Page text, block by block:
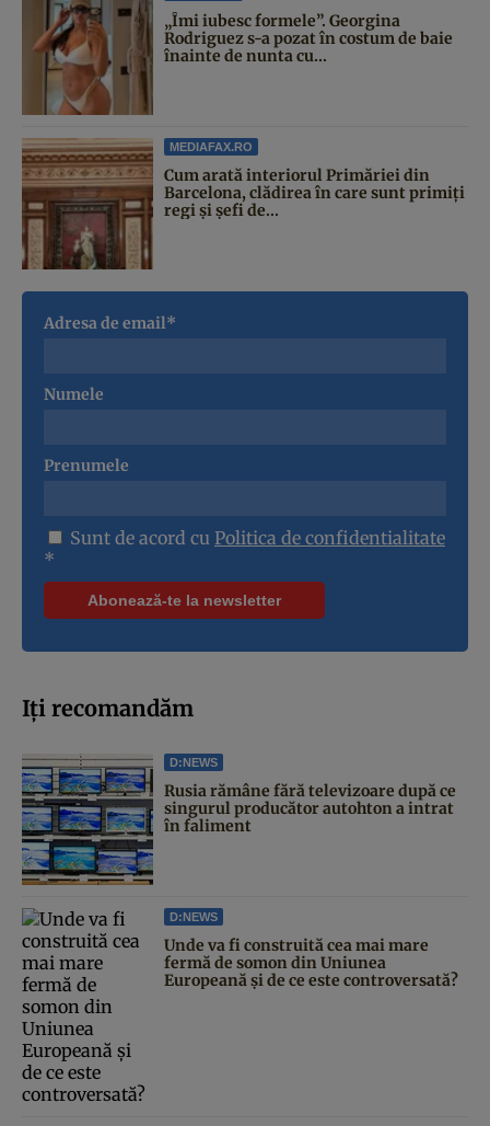
„Îmi iubesc formele”. Georgina
Rodriguez s-a pozat în costum de baie
înainte de nunta cu...
MEDIAFAX.RO
Cum arată interiorul Primăriei din
Barcelona, clădirea în care sunt primiți
regi și șefi de...
Adresa de email*
Numele
Prenumele
Sunt de acord cu Politica de confidentialitate
*
Iți recomandăm
D:NEWS
Rusia rămâne fără televizoare după ce
singurul producător autohton a intrat
în faliment
D:NEWS
Unde va fi construită cea mai mare
fermă de somon din Uniunea
Europeană și de ce este controversată?